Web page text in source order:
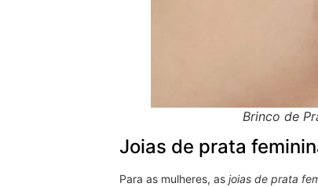
Brinco de
Joias de prata
Para as mulheres, as joias de prata